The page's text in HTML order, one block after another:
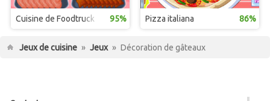
Cuisine de Foodtruck 95% Pizza italiana 86%
Jeux de cuisine » Jeux » Décoration de gâteaux